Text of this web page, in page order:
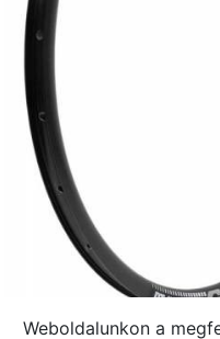
Weboldalunkon a